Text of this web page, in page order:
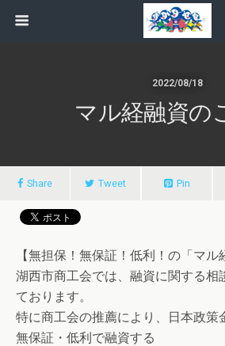
2022/08/18
マル経融資の
Share Tweet Pin
【無担保！無保証！低利！の「マル
湖西市商工会では、融資に関する相
ております。
特に商工会の推薦により、日本政策
無保証・低利で融資する